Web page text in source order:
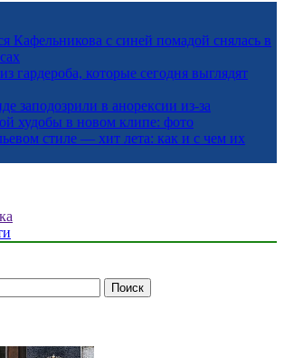
Кафельникова с синей помадой снялась в
гардероба, которые сегодня выглядят
заподозрили в анорексии из-за
худобы в новом клипе: фото
стиле — хит лета: как и с чем их